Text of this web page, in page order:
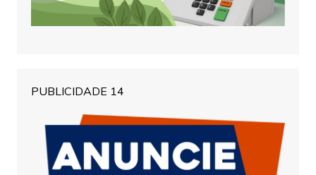
PUBLICIDADE 14